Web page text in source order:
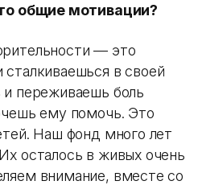
общие мотивации?
— это
в своей
переживаешь боль
ему помочь. Это
Наш фонд много лет
осталось в живых очень
внимание, вместе со